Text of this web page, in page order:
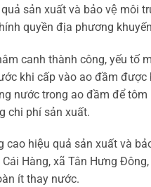
sản xuất và bảo vệ môi
quyền địa phương
canh thành công, yếu tố
khi cấp vào ao đầm
nước trong ao đầm để
chi phí sản xuất.
cao hiệu quả sản xuất và
Hàng, xã Tân Hưng
ít thay nước.